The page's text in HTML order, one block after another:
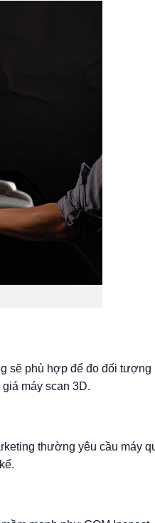
sẽ phù hợp để đo đối
máy scan 3D.
thường yêu cầu máy